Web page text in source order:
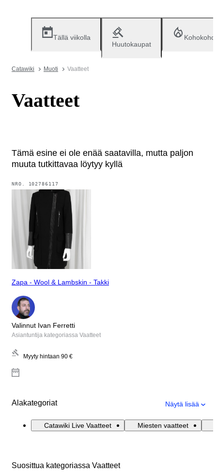
Tällä viikolla
Huutokaupat
Catawiki Muoti Vaatteet
Vaatteet
Tämä esine ei ole enää saatavilla, mutta paljon
muuta tutkittavaa löytyy kyllä
NRO. 102786117
Zapa - Wool & Lambskin - Takki
Valinnut Ivan Ferretti
Asiantuntija kategoriassa Vaatteet
Myyty hintaan 90 €
Alakategoriat Näytä lisää
Catawiki Live Vaatteet Miesten vaatteet
Suosittua kategoriassa Vaatteet